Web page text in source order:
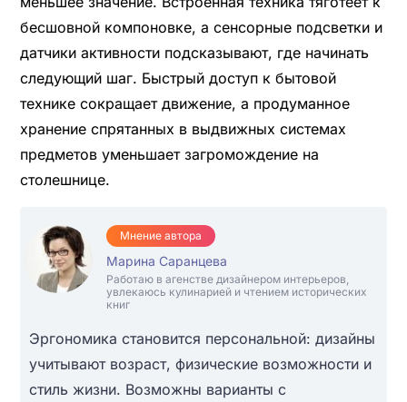
бесшовной компоновке, а сенсорные подсветки и
датчики активности подсказывают, где начинать
следующий шаг. Быстрый доступ к бытовой
технике сокращает движение, а продуманное
хранение спрятанных в выдвижных системах
предметов уменьшает загромождение на
столешнице.
Мнение автора
Марина Саранцева
Работаю в агенстве дизайнером интерьеров,
увлекаюсь кулинарией и чтением исторических
книг
Эргономика становится персональной: дизайны
учитывают возраст, физические возможности и
стиль жизни. Возможны варианты с